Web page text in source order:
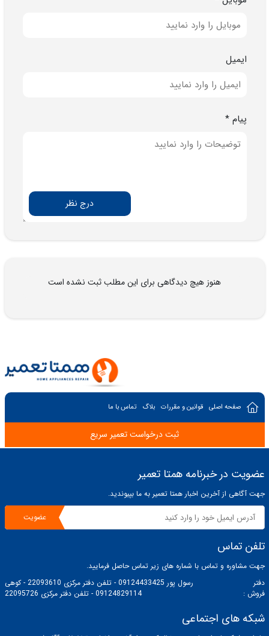
ایمیل
پیام *
درج نظر
هنوز هیچ دیدگاهی برای این مطلب ثبت نشده است
صفحه اصلی قوانین و مقررات بلاگ تماس با ما
ثبت درخواست تعمیر سریع
عضویت در خبرنامه همتا تعمیر
جهت آگاهی از آخرین اخبار همتا تعمیر به ما بپیوندید.
عضویت
تلفن تماس
جهت مشاوره و تماس با شماره های زیر تماس حاصل فرمایید.
دفتر
فروش :
رسول پور 09124433425 - تلفن دفتر مرکزی 22093610 - کوهی
09124829114 - تلفن دفتر مرکزی 22095726
شبکه های اجتماعی